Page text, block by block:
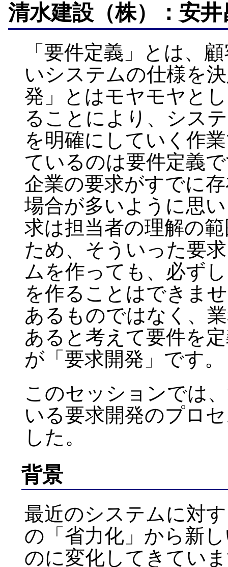
清水建設（株）：安
「要件定義」とは、
いシステムの仕様を
発」とはモヤモヤと
ることにより、シス
を明確にしていく作
ているのは要件定義
企業の要求がすでに
場合が多いように思
求は担当者の理解の
ため、そういった要
ムを作っても、必ず
を作ることはできま
あるものではなく、
あると考えて要件を
が「要求開発」です。
このセッションでは
いる要求開発のプロ
した。
背景
最近のシステムに対
の「省力化」から新
のに変化してきてい